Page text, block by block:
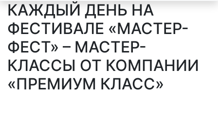
КАЖДЫЙ ДЕНЬ НА
ФЕСТИВАЛЕ «МАСТЕР-
ФЕСТ» – МАСТЕР-
КЛАССЫ ОТ КОМПАНИИ
«ПРЕМИУМ КЛАСС»